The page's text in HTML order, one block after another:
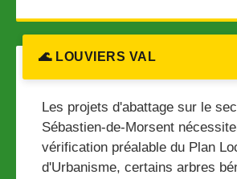
🌊 LOUVIERS VAL
Les projets d'abattage sur le
Sébastien-de-Morsent
vérification préalable du Plan
d'Urbanisme, certains arbres